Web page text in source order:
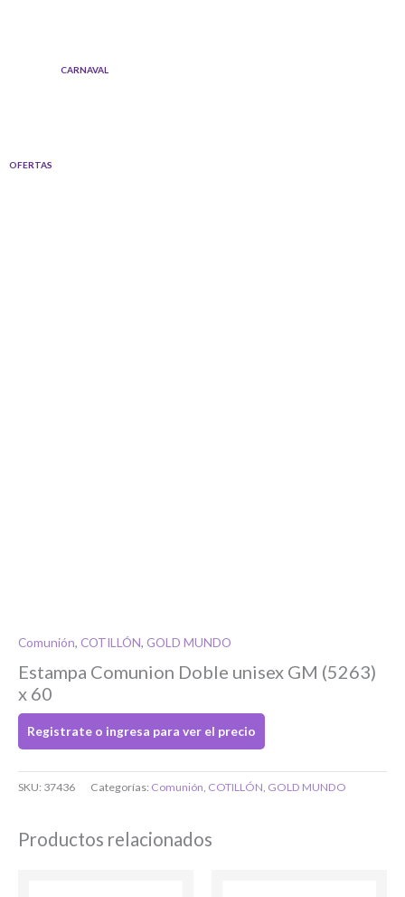
OFERTAS
CARNAVAL
Comunión, COTILLÓN, GOLD MUNDO
Estampa Comunion Doble unisex GM (5263)
x 60
Registrate o ingresa para ver el precio
SKU: 37436 Categorías: Comunión COTILLÓN GOLD MUNDO
Productos relacionados
Nombre
Apellidos
Localidad*
Dirección*
Teléfono *
Bienvenido/a